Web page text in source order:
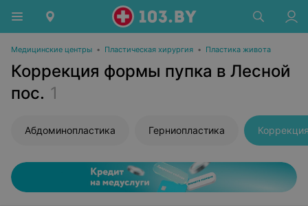
Медицинские центры • Пластическая хирургия • Пластика живота
Коррекция формы пупка в Лесной
пос. 1
Абдоминопластика Герниопластика